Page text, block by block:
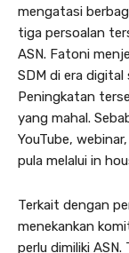
mengatasi
tiga persoalan
ASN. Fatoni
SDM di era
Peningkatan
yang mahal.
YouTube,
pula melalui in
Terkait dengan
menekankan
perlu dimiliki